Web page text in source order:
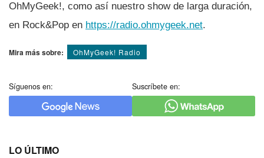
OhMyGeek!, como así­ nuestro show de larga duración,
en Rock&Pop en https://radio.ohmygeek.net.
Mira más sobre: OhMyGeek! Radio
Síguenos en: Suscríbete en:
LO ÚLTIMO